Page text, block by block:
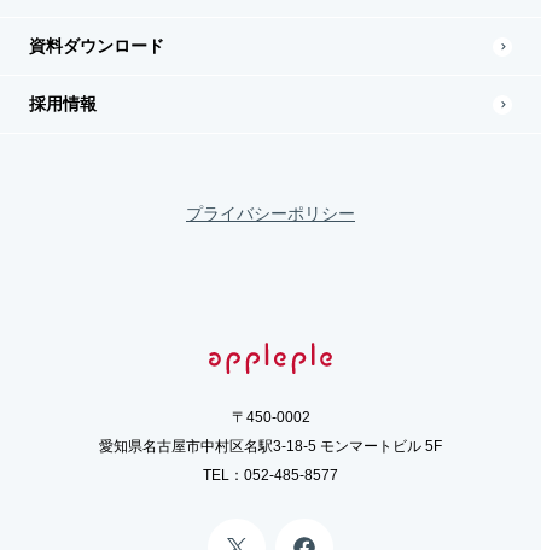
資料ダウンロード
採用情報
プライバシーポリシー
〒450-0002
愛知県名古屋市中村区名駅3-18-5 モンマートビル 5F
TEL： 052-485-8577